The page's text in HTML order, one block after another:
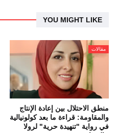
YOU MIGHT LIKE
مقالات
منطق الاحتلال بين إعادة الإنتاج
والمقاومة: قراءة ما بعد كولونيالية
في رواية "تنهيدة حرية" لرولا